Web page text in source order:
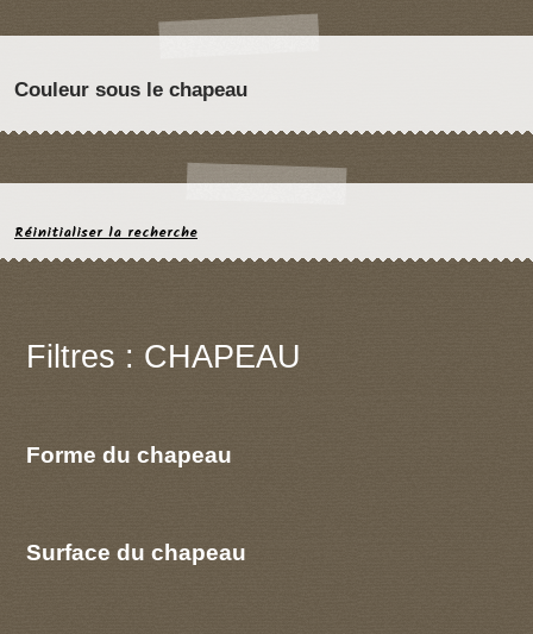
Couleur sous le chapeau
Réinitialiser la recherche
Filtres : CHAPEAU
Forme du chapeau
Surface du chapeau